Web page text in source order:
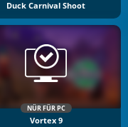
Duck Carnival Shoot
NÜR FÜR PC
Vortex 9